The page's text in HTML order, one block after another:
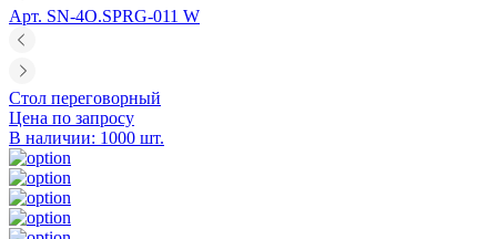
Арт. SN-4O.SPRG-011 W
Стол переговорный
Цена по запросу
В наличии: 1000 шт.